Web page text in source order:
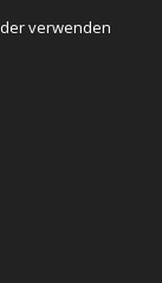
verwenden